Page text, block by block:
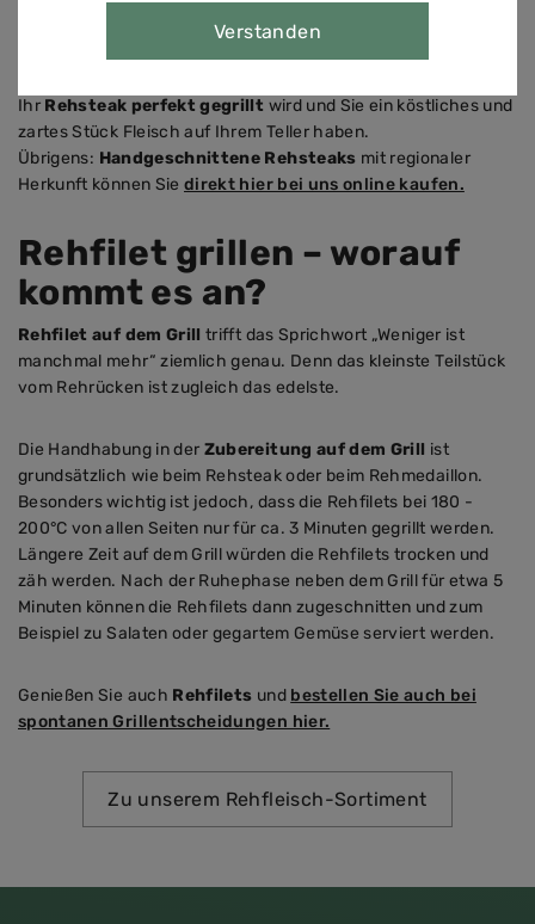
die Sie nutzen können.
Ihr Rehsteak perfekt gegrillt wird und Sie ein köstliches und
zartes Stück Fleisch auf Ihrem Teller haben.
Übrigens: Handgeschnittene Rehsteaks mit regionaler
Herkunft können Sie direkt hier bei uns online kaufen.
Rehfilet grillen – worauf
kommt es an?
Rehfilet auf dem Grill trifft das Sprichwort „Weniger ist
manchmal mehr“ ziemlich genau. Denn das kleinste Teilstück
vom Rehrücken ist zugleich das edelste.
Die Handhabung in der Zubereitung auf dem Grill ist
grundsätzlich wie beim Rehsteak oder beim Rehmedaillon.
Besonders wichtig ist jedoch, dass die Rehfilets bei 180 -
200°C von allen Seiten nur für ca. 3 Minuten gegrillt werden.
Längere Zeit auf dem Grill würden die Rehfilets trocken und
zäh werden. Nach der Ruhephase neben dem Grill für etwa 5
Minuten können die Rehfilets dann zugeschnitten und zum
Beispiel zu Salaten oder gegartem Gemüse serviert werden.
Genießen Sie auch Rehfilets und bestellen Sie auch bei
spontanen Grillentscheidungen hier.
Zu unserem Rehfleisch-Sortiment
Verstanden